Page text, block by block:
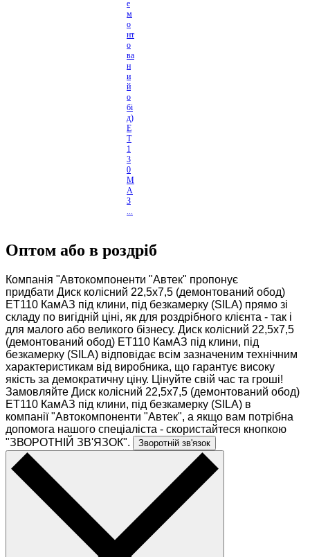
е
м
о
нт
о
ва
н
и
й
о
бі
д)
E
T
1
3
0
М
А
З
...
Оптом або в роздріб
Компанія "Автокомпоненти "Автек" пропонує
придбати Диск колісний 22,5х7,5 (демонтований обод)
ET110 КамАЗ під клини, під безкамерку (SILA) прямо зі
складу по вигідній ціні, як для роздрібного клієнта - так і
для малого або великого бізнесу. Диск колісний 22,5х7,5
(демонтований обод) ET110 КамАЗ під клини, під
безкамерку (SILA) відповідає всім зазначеним технічним
характеристикам від виробника, що гарантує високу
якість за демократичну ціну. Цінуйте свій час та гроші!
Замовляйте Диск колісний 22,5х7,5 (демонтований обод)
ET110 КамАЗ під клини, під безкамерку (SILA) в
компанії "Автокомпоненти "Автек", а якщо вам потрібна
допомога нашого спеціаліста - скористайтеся кнопкою
"ЗВОРОТНІЙ ЗВ'ЯЗОК".
Зворотній зв'язок